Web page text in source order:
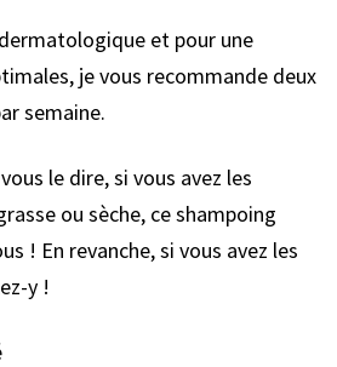
et pour une
je vous recommande deux
semaine.
le dire, si vous avez les
ou sèche, ce shampoing
! En revanche, si vous avez les
y !